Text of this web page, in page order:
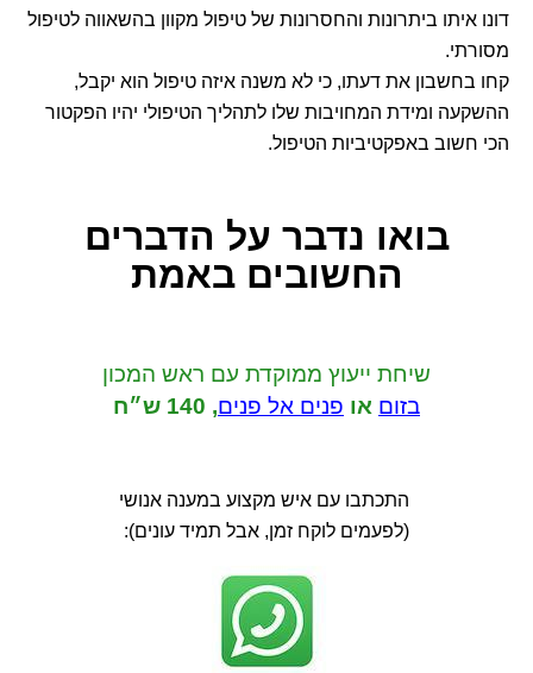
דונו איתו ביתרונות והחסרונות של טיפול מקוון בהשאווה לטיפול
מסורתי.
קחו בחשבון את דעתו, כי לא משנה איזה טיפול הוא יקבל,
ההשקעה ומידת המחויבות שלו לתהליך הטיפולי יהיו הפקטור
הכי חשוב באפקטיביות הטיפול.
בואו נדבר על הדברים
החשובים באמת
שיחת ייעוץ ממוקדת עם ראש המכון
בזום או פנים אל פנים, 140 ש״ח
התכתבו עם איש מקצוע במענה אנושי
(לפעמים לוקח זמן, אבל תמיד עונים):